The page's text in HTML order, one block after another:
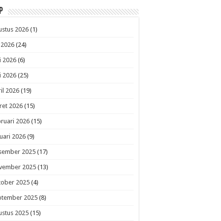
2026(1)
2026 (24)
2026(6)
2026(25)
2026 (19)
2026 (15)
2026 (15)
2026 (9)
2025(17)
2025 (13)
2025(4)
2025 (8)
2025(15)